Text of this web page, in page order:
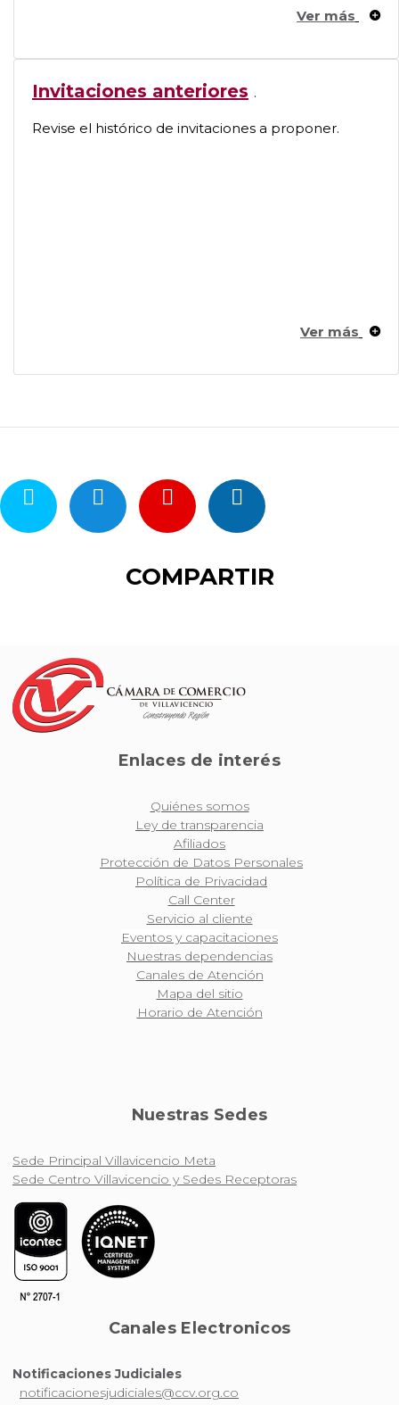
Ver más
Invitaciones anteriores .
Revise el histórico de invitaciones a proponer.
Ver más
COMPARTIR
Enlaces de interés
Quiénes somos
Ley de transparencia
Afiliados
Protección de Datos Personales
Política de Privacidad
Call Center
Servicio al cliente
Eventos y capacitaciones
Nuestras dependencias
Canales de Atención
Mapa del sitio
Horario de Atención
Nuestras Sedes
Sede Principal Villavicencio Meta
Sede Centro Villavicencio y Sedes Receptoras
Canales Electronicos
Notificaciones Judiciales
notificacionesjudiciales@ccv.org.co